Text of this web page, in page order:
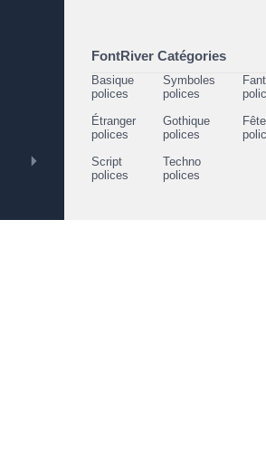
FontRiver Catégories
Basique
polices
Symboles
polices
Étranger
polices
Gothique
polices
Script
polices
Techno
polices